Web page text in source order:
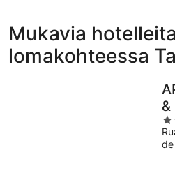
Mukavia hotelleita
lomakohteessa
4
of